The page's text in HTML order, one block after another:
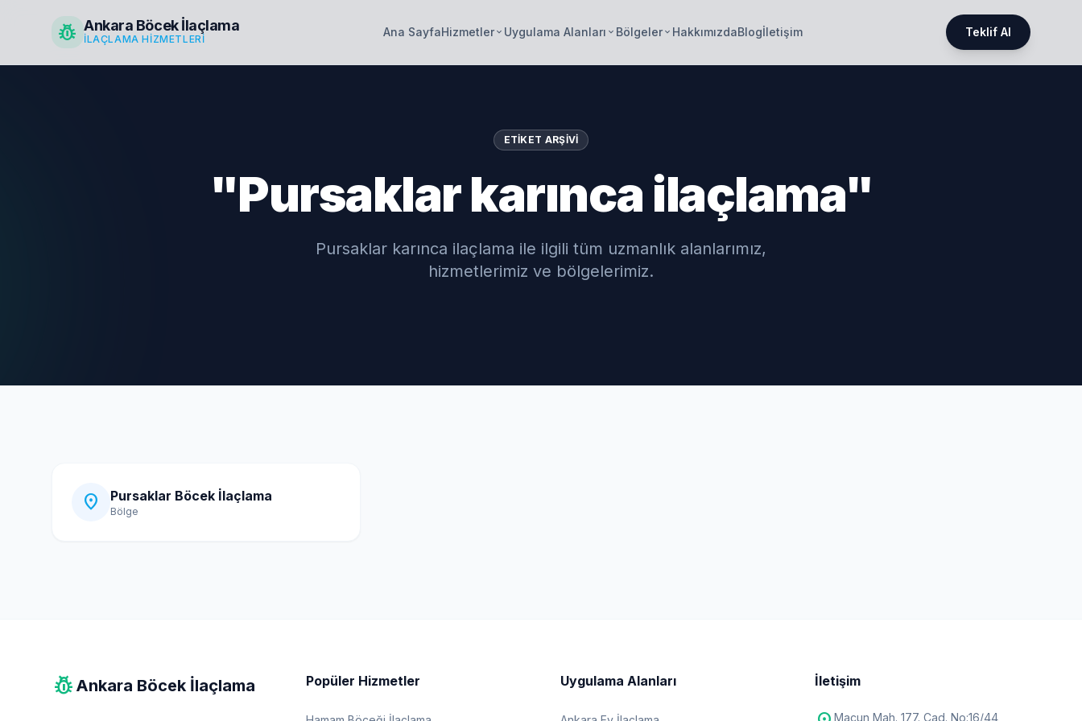
pest_control Ankara Böcek İlaçlama
İLAÇLAMA HIZMETLERI
Ana SayfaHizmetlerkeyboard_arrow_down Uygulama Alanları keyboard_arrow_down Bölgelerkeyboard_arrow_down HakkımızdaBlogİletişim Teklif Al
ETIKET ARŞIVI
"Pursaklar karınca ilaçlama"
Pursaklar karınca ilaçlama ile ilgili tüm uzmanlık alanlarımız,
hizmetlerimiz ve bölgelerimiz.
location_on Pursaklar Böcek İlaçlama
Bölge
pest_control Ankara Böcek İlaçlama Popüler Hizmetler Uygulama Alanları İletişim
Macun Mah. 177. Cad. No:16/44